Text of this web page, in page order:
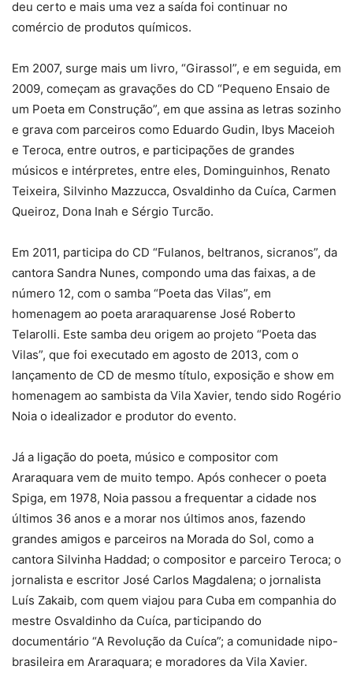
deu certo e mais uma vez a saída foi continuar no
comércio de produtos químicos.
Em 2007, surge mais um livro, “Girassol”, e em seguida, em
2009, começam as gravações do CD “Pequeno Ensaio de
um Poeta em Construção”, em que assina as letras sozinho
e grava com parceiros como Eduardo Gudin, Ibys Maceioh
e Teroca, entre outros, e participações de grandes
músicos e intérpretes, entre eles, Dominguinhos, Renato
Teixeira, Silvinho Mazzucca, Osvaldinho da Cuíca, Carmen
Queiroz, Dona Inah e Sérgio Turcão.
Em 2011, participa do CD “Fulanos, beltranos, sicranos”, da
cantora Sandra Nunes, compondo uma das faixas, a de
número 12, com o samba “Poeta das Vilas”, em
homenagem ao poeta araraquarense José Roberto
Telarolli. Este samba deu origem ao projeto “Poeta das
Vilas”, que foi executado em agosto de 2013, com o
lançamento de CD de mesmo título, exposição e show em
homenagem ao sambista da Vila Xavier, tendo sido Rogério
Noia o idealizador e produtor do evento.
Já a ligação do poeta, músico e compositor com
Araraquara vem de muito tempo. Após conhecer o poeta
Spiga, em 1978, Noia passou a frequentar a cidade nos
últimos 36 anos e a morar nos últimos anos, fazendo
grandes amigos e parceiros na Morada do Sol, como a
cantora Silvinha Haddad; o compositor e parceiro Teroca; o
jornalista e escritor José Carlos Magdalena; o jornalista
Luís Zakaib, com quem viajou para Cuba em companhia do
mestre Osvaldinho da Cuíca, participando do
documentário “A Revolução da Cuíca”; a comunidade nipo-
brasileira em Araraquara; e moradores da Vila Xavier.